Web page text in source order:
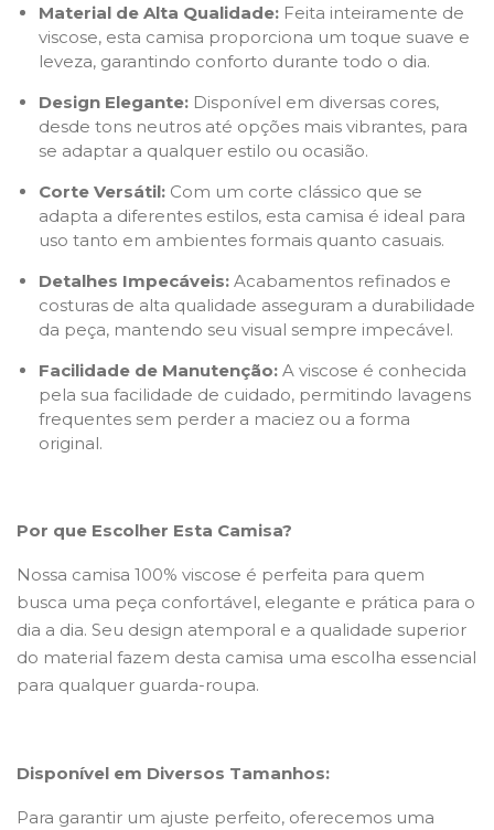
Material de Alta Qualidade: Feita inteiramente de
viscose, esta camisa proporciona um toque suave e
leveza, garantindo conforto durante todo o dia.
Design Elegante: Disponível em diversas cores,
desde tons neutros até opções mais vibrantes, para
se adaptar a qualquer estilo ou ocasião.
Corte Versátil: Com um corte clássico que se
adapta a diferentes estilos, esta camisa é ideal para
uso tanto em ambientes formais quanto casuais.
Detalhes Impecáveis: Acabamentos refinados e
costuras de alta qualidade asseguram a durabilidade
da peça, mantendo seu visual sempre impecável.
Facilidade de Manutenção: A viscose é conhecida
pela sua facilidade de cuidado, permitindo lavagens
frequentes sem perder a maciez ou a forma
original.
Por que Escolher Esta Camisa?
Nossa camisa 100% viscose é perfeita para quem
busca uma peça confortável, elegante e prática para o
dia a dia. Seu design atemporal e a qualidade superior
do material fazem desta camisa uma escolha essencial
para qualquer guarda-roupa.
Disponível em Diversos Tamanhos:
Para garantir um ajuste perfeito, oferecemos uma